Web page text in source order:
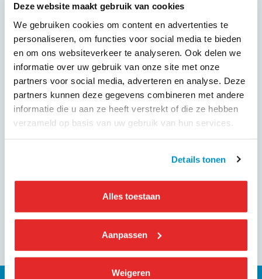
Deze website maakt gebruik van cookies
We gebruiken cookies om content en advertenties te
personaliseren, om functies voor social media te bieden
en om ons websiteverkeer te analyseren. Ook delen we
informatie over uw gebruik van onze site met onze
partners voor social media, adverteren en analyse. Deze
partners kunnen deze gegevens combineren met andere
informatie die u aan ze heeft verstrekt of die ze hebben
verzameld op basis van uw gebruik van hun services.
Details tonen
Alles toestaan
Aanpassen
Weigeren
De huidige hoge brandstofkosten hebben geen invloed op
de NEA-index 2026. Voor dit jaar was zelfs een lichte daling
voorzien. De realiteit is echter een forse toename. De extra
kosten van de brandstofstijging zijn niet in de NEA-index
2026 opgenomen en komen volledig voor rekening van de
vervoerders.